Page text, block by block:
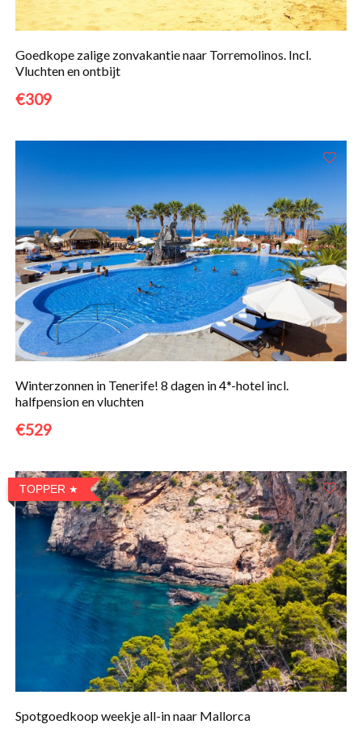
Goedkope zalige zonvakantie naar Torremolinos. Incl.
Vluchten en ontbijt
€309
Winterzonnen in Tenerife! 8 dagen in 4*-hotel incl.
halfpension en vluchten
€529
TOPPER
Spotgoedkoop weekje all-in naar Mallorca